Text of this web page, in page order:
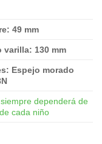
49 mm
varilla: 130 mm
Espejo morado
dependerá de
cada niño